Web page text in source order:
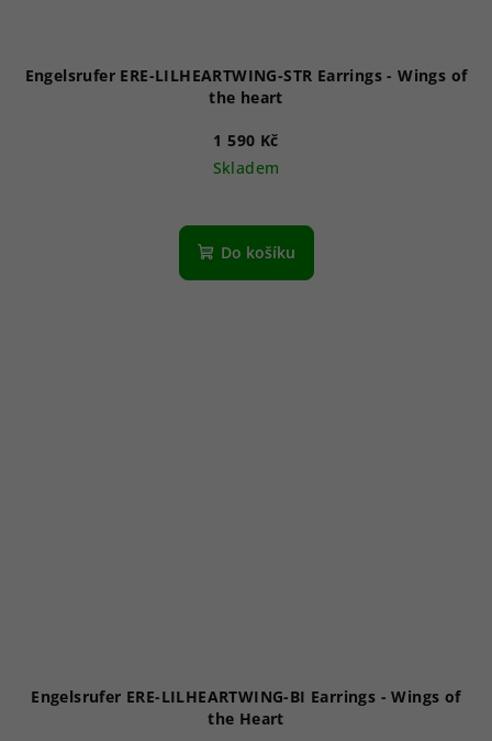
Engelsrufer ERE-LILHEARTWING-STR Earrings - Wings of
the heart
1 590 Kč
Skladem
Do košíku
Engelsrufer ERE-LILHEARTWING-BI Earrings - Wings of
the Heart